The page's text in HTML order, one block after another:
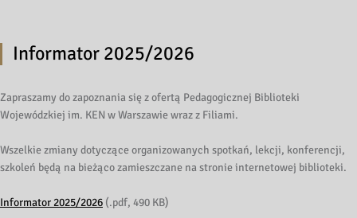
Informator 2025/2026
Zapraszamy do zapoznania się z ofertą Pedagogicznej Biblioteki
Wojewódzkiej im. KEN w Warszawie wraz z Filiami.
Wszelkie zmiany dotyczące organizowanych spotkań, lekcji, konferencji,
szkoleń będą na bieżąco zamieszczane na stronie internetowej biblioteki.
Informator 2025/2026 (.pdf, 490 KB)